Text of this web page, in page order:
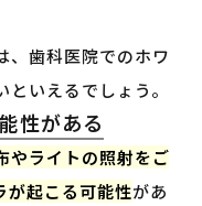
、歯科医院でのホワ
いえるでしょう。
性がある
やライトの照射をご
が起こる可能性があ